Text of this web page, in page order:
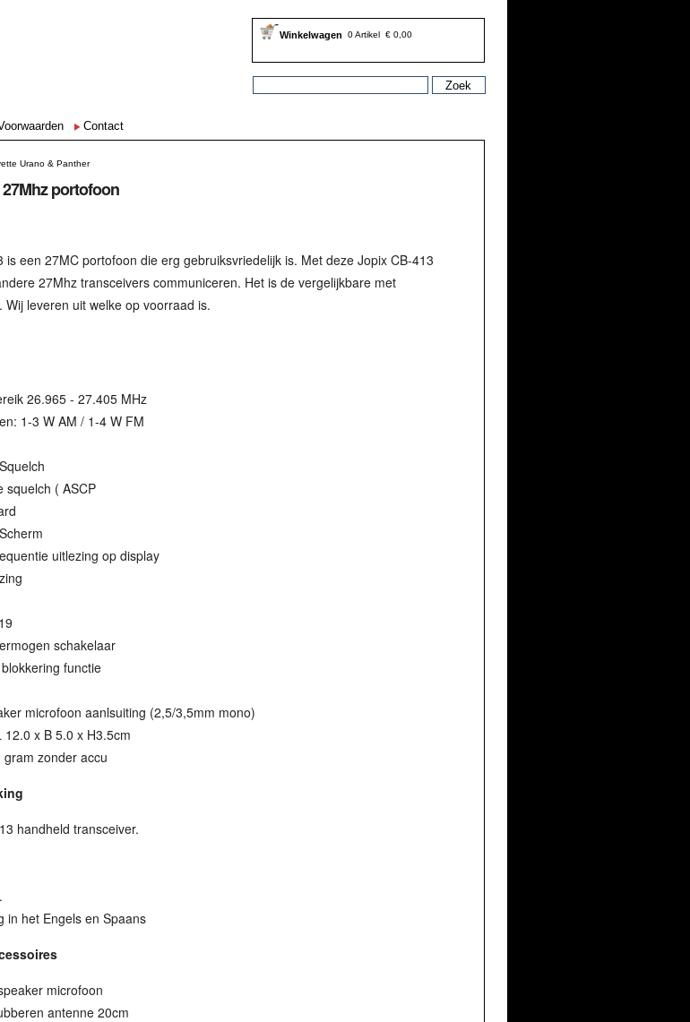
Winkelwagen 0 Artikel € 0,00
Contact
Urano & Panther
portofoon
is een 27MC portofoon die erg gebruiksvriedelijk is. Met deze Jopix CB-413
27Mhz transceivers communiceren. Het is de vergelijkbare met
Wij leveren uit welke op voorraad is.
26.965 - 27.405 MHz
1-3 W AM / 1-4 W FM
squelch ( ASCP
uitlezing op display
schakelaar
functie
microfoon aanlsuiting (2,5/3,5mm mono)
12.0 x B 5.0 x H3.5cm
zonder accu
handheld transceiver.
in het Engels en Spaans
microfoon
antenne 20cm